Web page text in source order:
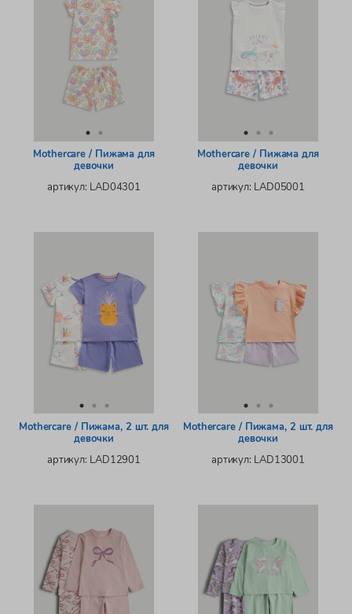
Mothercare / Пижама для
девочки
артикул: LAD04301
Mothercare / Пижама для
девочки
артикул: LAD05001
Mothercare / Пижама, 2 шт. для
девочки
артикул: LAD12901
Mothercare / Пижама, 2 шт. для
девочки
артикул: LAD13001